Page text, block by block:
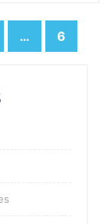
… Page
6